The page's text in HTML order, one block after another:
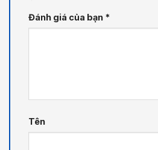
Đánh giá của bạn *
Tên